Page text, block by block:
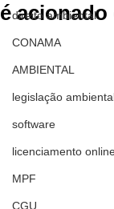
direito ambiental
CONAMA
AMBIENTAL
legislação
software
licenciamento
MPF
CGU
é acionado